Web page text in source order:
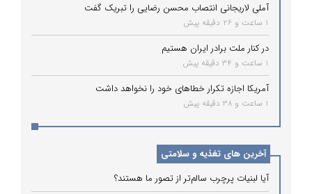
آملی لاریجانی انتصاب محسن رضایی را تبریک گفت
1 ساعت و 26 دقیقه پیش
در کنار ملت برادر ایران هستیم
1 ساعت و 34 دقیقه پیش
آمریکا اجازه تکرار خطاهای خود را نخواهد داشت
1 ساعت و 38 دقیقه پیش
آخرین های تغذیه و سلامتی
آیا لبنیات پرچرب سالم‌تر از تصور ما هستند؟